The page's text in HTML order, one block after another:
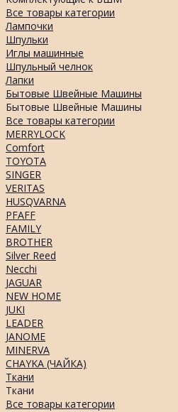
Все товары категории
Лампочки
Шпульки
Иглы машинные
Шпульный челнок
Лапки
Бытовые Швейные Машины
Бытовые Швейные Машины
Все товары категории
MERRYLOCK
Comfort
TOYOTA
SINGER
VERITAS
HUSQVARNA
PFAFF
FAMILY
BROTHER
Silver Reed
Necchi
JAGUAR
NEW HOME
JUKI
LEADER
JANOME
MINERVA
CHAYKA (ЧАЙКА)
Ткани
Ткани
Все товары категории